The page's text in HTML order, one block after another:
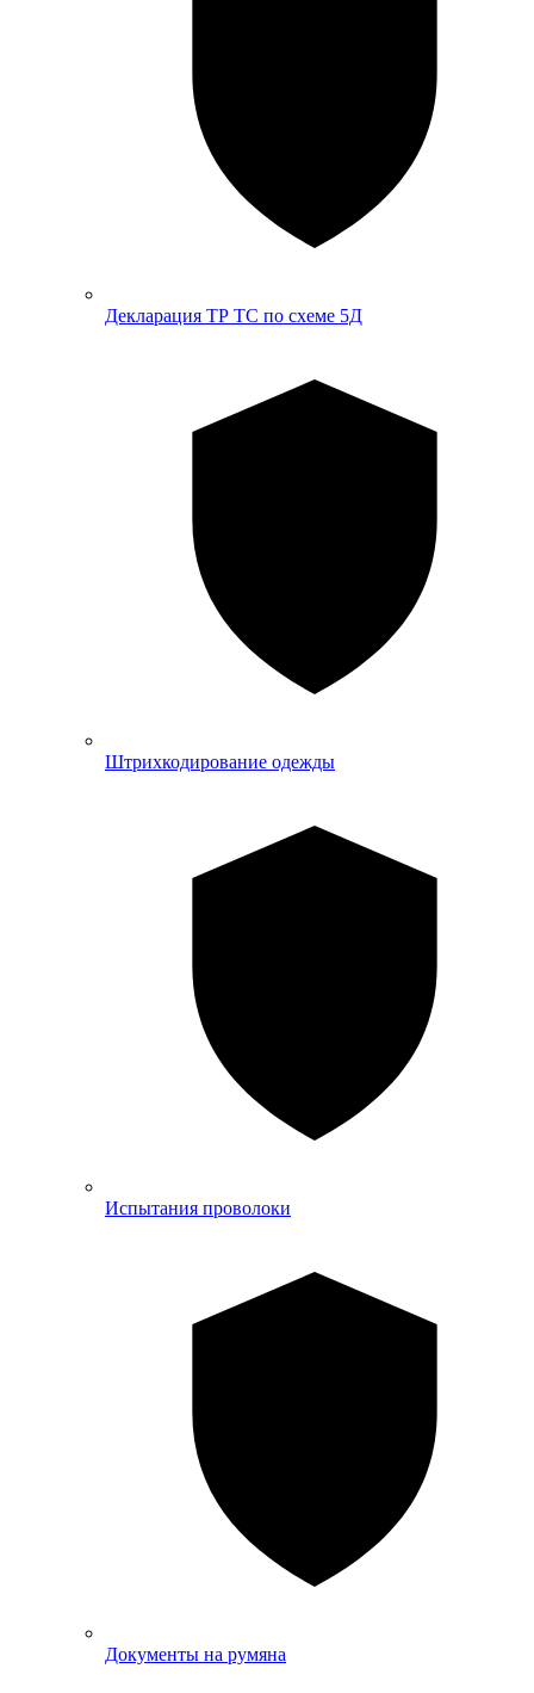
Декларация ТР ТС по схеме 5Д
Штрихкодирование одежды
Испытания проволоки
Документы на румяна